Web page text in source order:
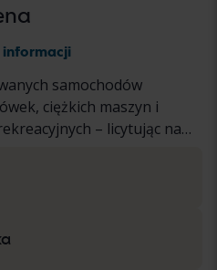
informacji
samochodów
ciężkich maszyn i
– licytując na
udokumentowany w
Wyniki prezentujemy
lekkich ciężarówek